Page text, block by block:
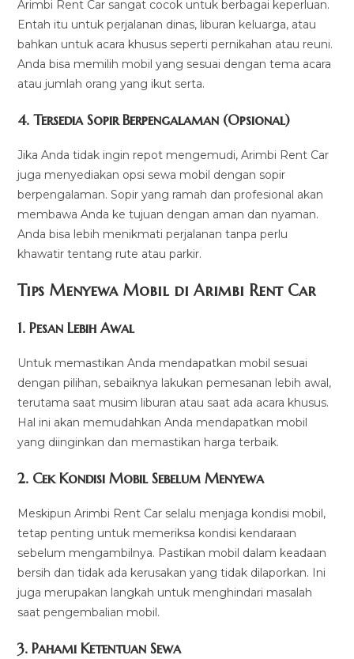
Arimbi Rent Car sangat cocok untuk berbagai keperluan.
Entah itu untuk perjalanan dinas, liburan keluarga, atau
bahkan untuk acara khusus seperti pernikahan atau reuni.
Anda bisa memilih mobil yang sesuai dengan tema acara
atau jumlah orang yang ikut serta.
4.Tersedia Sopir Berpengalaman (Opsional)
Jika Anda tidak ingin repot mengemudi, Arimbi Rent Car
juga menyediakan opsi sewa mobil dengan sopir
berpengalaman. Sopir yang ramah dan profesional akan
membawa Anda ke tujuan dengan aman dan nyaman.
Anda bisa lebih menikmati perjalanan tanpa perlu
khawatir tentang rute atau parkir.
Tips Menyewa Mobil di Arimbi Rent Car
1.Pesan Lebih Awal
Untuk memastikan Anda mendapatkan mobil sesuai
dengan pilihan, sebaiknya lakukan pemesanan lebih awal,
terutama saat musim liburan atau saat ada acara khusus.
Hal ini akan memudahkan Anda mendapatkan mobil
yang diinginkan dan memastikan harga terbaik.
2. Cek Kondisi Mobil Sebelum Menyewa
Meskipun Arimbi Rent Car selalu menjaga kondisi mobil,
tetap penting untuk memeriksa kondisi kendaraan
sebelum mengambilnya. Pastikan mobil dalam keadaan
bersih dan tidak ada kerusakan yang tidak dilaporkan. Ini
juga merupakan langkah untuk menghindari masalah
saat pengembalian mobil.
3.Pahami Ketentuan Sewa